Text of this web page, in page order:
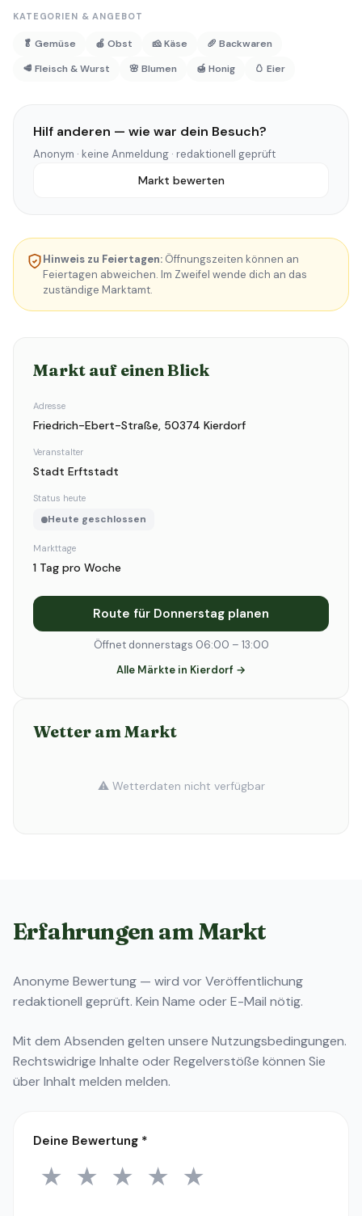
KATEGORIEN & ANGEBOT
🥬 Gemüse 🍎 Obst 🧀 Käse
🥖 Backwaren
🥩 Fleisch & Wurst
🌸 Blumen 🍯 Honig 🥚 Eier
Hilf anderen — wie war dein Besuch?
Anonym · keine Anmeldung · redaktionell geprüft
Markt bewerten
Hinweis zu Feiertagen: Öffnungszeiten können an
Feiertagen abweichen. Im Zweifel wende dich an das
zuständige Marktamt.
Markt auf einen Blick
Adresse
Friedrich-Ebert-Straße, 50374 Kierdorf
Veranstalter
Stadt Erftstadt
Status heute
Heute geschlossen
Markttage
1 Tag pro Woche
Route für Donnerstag planen
Öffnet donnerstags 06:00 – 13:00
Alle Märkte in Kierdorf →
Wetter am Markt
⚠️ Wetterdaten nicht verfügbar
Erfahrungen am Markt
Anonyme Bewertung — wird vor Veröffentlichung
redaktionell geprüft. Kein Name oder E-Mail nötig.
Mit dem Absenden gelten unsere Nutzungsbedingungen.
Rechtswidrige Inhalte oder Regelverstöße können Sie
überInhalt melden melden.
Deine Bewertung *
1 Stern
★ 2 Sterne
★ 3 Sterne
★ 4 Sterne
★ 5 Sterne
★